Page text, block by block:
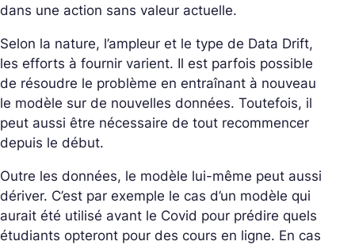
dans une action sans valeur actuelle.
Selon la nature, l’ampleur et le type de Data Drift,
les efforts à fournir varient. Il est parfois possible
de résoudre le problème en entraînant à nouveau
le modèle sur de nouvelles données. Toutefois, il
peut aussi être nécessaire de tout recommencer
depuis le début.
Outre les données, le modèle lui-même peut aussi
dériver. C’est par exemple le cas d’un modèle qui
aurait été utilisé avant le Covid pour prédire quels
étudiants opteront pour des cours en ligne. En cas